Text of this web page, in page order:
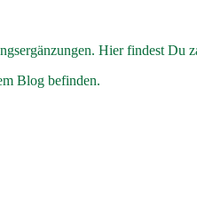
Hier findest Du
Blog befinden.